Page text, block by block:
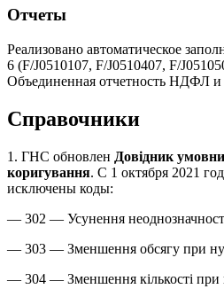
Отчеты
Реализовано автоматическое
6 (F/J0510107, F/J0510407, F/
Объединенная отчетность НДФЛ
Справочники
1. ГНС обновлен Довідник
коригування. С 1 октября 2021
исключены коды:
— 302 — Усунення
— 303 — Зменшення обсягу при
— 304 — Зменшення кількості при